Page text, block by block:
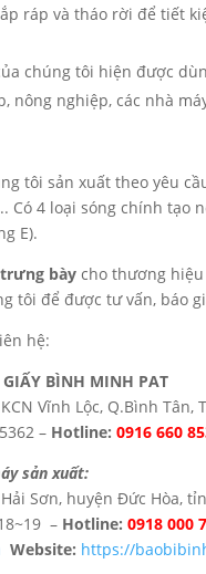
ráp và tháo rời để tiết
chúng tôi hiện được
nông nghiệp, các nhà
tôi sản xuất theo yêu
4 loại sóng chính tạo
E).
bày cho thương
tôi để được tư vấn, báo
hệ:
GIẤY BÌNH MINH PAT
Vĩnh Lộc, Q.Bình Tân,
– Hotline: 0916 660
sản xuất:
Sơn, huyện Đức Hòa,
– Hotline: 0918 000
Website: https://